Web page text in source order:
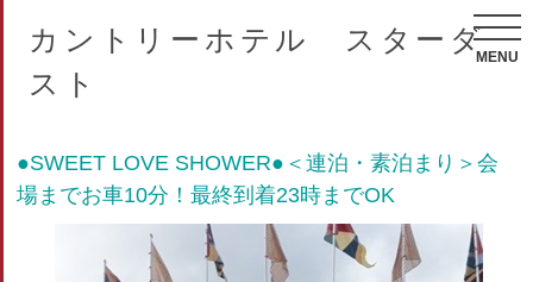
カントリーホテル スターダ
スト
MENU
●SWEET LOVE SHOWER●＜連泊・素泊まり＞会
場までお車10分！最終到着23時までOK